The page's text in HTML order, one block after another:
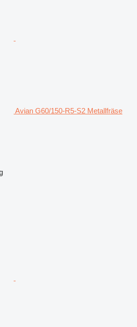
Avian G60/150-R5-S2 Metallfräse